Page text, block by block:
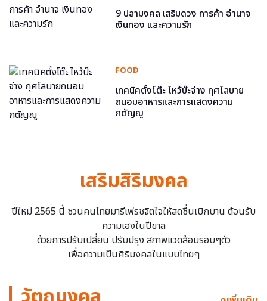
9 ปลามงคล เสริมดวง การค้า อำนาจ
เงินทอง และความรัก
FOOD
เทคนิคตั้งโต๊ะ ไหว้บ๊ะจ่าง กุศโลบาย
ถนอมอาหารและการแสดงความ
กตัญญู
เสริมสิริมงคล
ปีใหม่ 2565 นี้ ชวนคนไทยมารีเฟรชจิตใจให้สดชื่นเบิกบาน ต้อนรับ
ความเฮงในปีขาล
ด้วยการปรับเปลี่ยน ปรับปรุง สภาพแวดล้อมรอบๆตัว
เพื่อความเป็นศิริมงคลในแบบไทยๆ